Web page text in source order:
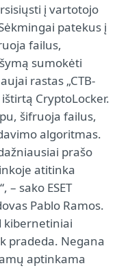
į vartotojo
patekus į
failus,
sumokėti
rastas „CTB-
CryptoLocker.
šifruoja failus,
algoritmas.
prašo
atitinka
sako ESET
Pablo Ramos.
kibernetiniai
pradeda. Negana
aptinkama